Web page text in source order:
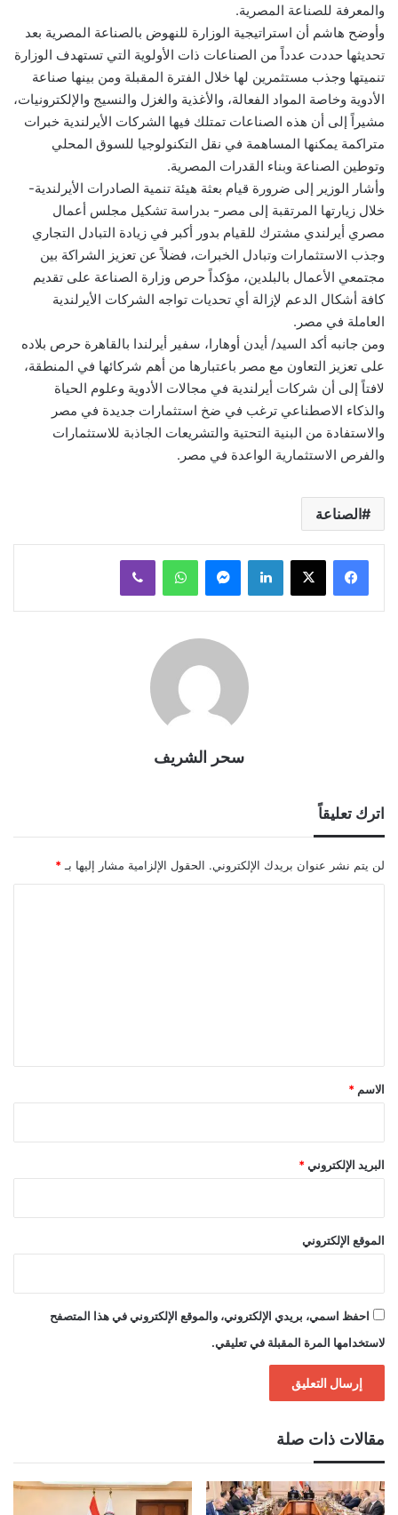
والمعرفة للصناعة المصرية.
وأوضح هاشم أن استراتيجية الوزارة للنهوض بالصناعة المصرية بعد
تحديثها حددت عدداً من الصناعات ذات الأولوية التي تستهدف الوزارة
تنميتها وجذب مستثمرين لها خلال الفترة المقبلة ومن بينها صناعة
الأدوية وخاصة المواد الفعالة، والأغذية والغزل والنسيج والإلكترونيات،
مشيراً إلى أن هذه الصناعات تمتلك فيها الشركات الأيرلندية خبرات
متراكمة يمكنها المساهمة في نقل التكنولوجيا للسوق المحلي
وتوطين الصناعة وبناء القدرات المصرية.
وأشار الوزير إلى ضرورة قيام بعثة هيئة تنمية الصادرات الأيرلندية-
خلال زيارتها المرتقبة إلى مصر- بدراسة تشكيل مجلس أعمال
مصري أيرلندي مشترك للقيام بدور أكبر في زيادة التبادل التجاري
وجذب الاستثمارات وتبادل الخبرات، فضلاً عن تعزيز الشراكة بين
مجتمعي الأعمال بالبلدين، مؤكداً حرص وزارة الصناعة على تقديم
كافة أشكال الدعم لإزالة أي تحديات تواجه الشركات الأيرلندية
العاملة في مصر.
ومن جانبه أكد السيد/ أيدن أوهارا، سفير أيرلندا بالقاهرة حرص بلاده
على تعزيز التعاون مع مصر باعتبارها من أهم شركائها في المنطقة،
لافتاً إلى أن شركات أيرلندية في مجالات الأدوية وعلوم الحياة
والذكاء الاصطناعي ترغب في ضخ استثمارات جديدة في مصر
والاستفادة من البنية التحتية والتشريعات الجاذبة للاستثمارات
والفرص الاستثمارية الواعدة في مصر.
الصناعة
لينكدإن ماسنجر واتساب ڤايبر
سحر الشريف
اترك تعليقاً
لن يتم نشر عنوان بريدك الإلكتروني. الحقول الإلزامية مشار إليها بـ *
*
الاسم *
البريد الإلكتروني *
الموقع الإلكتروني
احفظ اسمي، بريدي الإلكتروني، والموقع الإلكتروني في هذا المتصفح
لاستخدامها المرة المقبلة في تعليقي.
مقالات ذات صلة